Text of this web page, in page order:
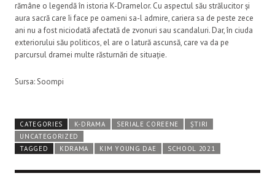
rămâne o legendă în istoria K-Dramelor. Cu aspectul său strălucitor și
aura sacră care îi face pe oameni sa-l admire, cariera sa de peste zece
ani nu a fost niciodată afectată de zvonuri sau scandaluri. Dar, în ciuda
exteriorului său politicos, el are o latură ascunsă, care va da pe
parcursul dramei multe răsturnări de situație.
Sursa: Soompi
CATEGORIES K-DRAMA SERIALE COREENE
ȘTIRI
UNCATEGORIZED
TAGGED
KDRAMA KIM YOUNG DAE SCHOOL 2021